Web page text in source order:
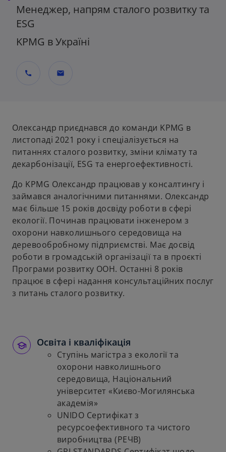
Менеджер, напрям сталого розвитку та
ESG
KPMG в Україні
call mail
Олександр приєднався до команди KPMG в
листопаді 2021 року і спеціалізується на
питаннях сталого розвитку, зміни клімату та
декарбонізації, ESG та енергоефективності.
До KPMG Олександр працював у консалтингу і
займався аналогічними питаннями. Олександр
має більше 15 років досвіду роботи в сфері
екології. Починав працювати інженером з
охорони навколишнього середовища на
деревообробному підприємстві. Має досвід
роботи в громадській організації та в проєкті
Програми розвитку ООН. Останні 8 років
працює в сфері надання консультаційних послуг
з питань сталого розвитку.
Освіта і кваліфікація
Ступінь магістра з екології та
охорони навколишнього
середовища, Національний
університет «Києво-Могилянська
академія»
UNIDO Сертифікат з
ресурсоефективного та чистого
виробництва (РЕЧВ)